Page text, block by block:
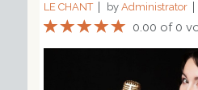
LE CHANT by Administrator
0.00 of 0